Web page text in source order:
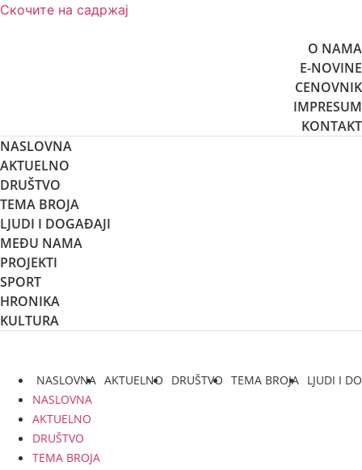
Скочите на садржај
O NAMA
E-NOVINE
CENOVNIK
IMPRESUM
KONTAKT
NASLOVNA
AKTUELNO
DRUŠTVO
TEMA BROJA
LJUDI I DOGAĐAJI
MEĐU NAMA
PROJEKTI
SPORT
HRONIKA
KULTURA
NASLOVNA AKTUELNO DRUŠTVO TEMA BROJA LJUDI I
NASLOVNA
AKTUELNO
DRUŠTVO
TEMA BROJA